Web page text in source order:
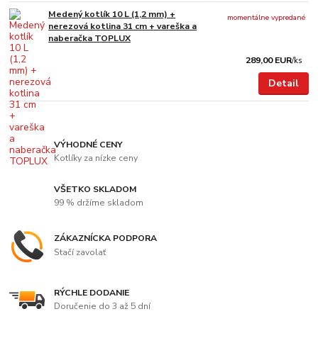
Medený kotlík 10 L (1,2 mm) +
nerezová kotlina 31 cm + vareška a
naberačka TOPLUX
289,00 EUR/ks
momentálne vypredané
Detail
VÝHODNÉ CENY
Kotlíky za nízke ceny
VŠETKO SKLADOM
99 % držíme skladom
ZÁKAZNÍCKA PODPORA
Stačí zavolať
RÝCHLE DODANIE
Doručenie do 3 až 5 dní